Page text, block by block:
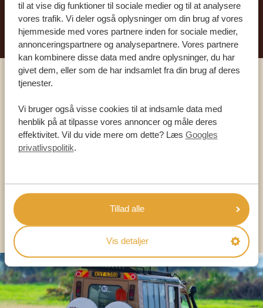
til at vise dig funktioner til sociale medier og til at analysere
vores trafik. Vi deler også oplysninger om din brug af vores
hjemmeside med vores partnere inden for sociale medier,
annonceringspartnere og analysepartnere. Vores partnere
kan kombinere disse data med andre oplysninger, du har
givet dem, eller som de har indsamlet fra din brug af deres
tjenester.
Vi bruger også visse cookies til at indsamle data med
henblik på at tilpasse vores annoncer og måle deres
effektivitet. Vil du vide mere om dette? Læs Googles
privatlivspolitik.
Tillad alle
Vis detaljer
BEGYND AT PLANLÆGGE DIN
DRØMMEREJSE
VORES SPECIALISTER ER HER FOR AT
HJÆLPE DIG
DA:+45 89 88 83 62